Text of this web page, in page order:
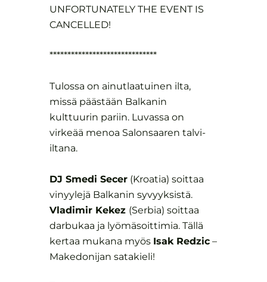
UNFORTUNATELY THE EVENT IS
CANCELLED!
******************************
Tulossa on ainutlaatuinen ilta,
missä päästään Balkanin
kulttuurin pariin. Luvassa on
virkeää menoa Salonsaaren talvi-
iltana.
DJ Smedi Secer(Kroatia) soittaa
vinyylejä Balkanin syvyyksistä.
Vladimir Kekez (Serbia) soittaa
darbukaa ja lyömäsoittimia. Tällä
kertaa mukana myös Isak Redzic–
Makedonijan satakieli!